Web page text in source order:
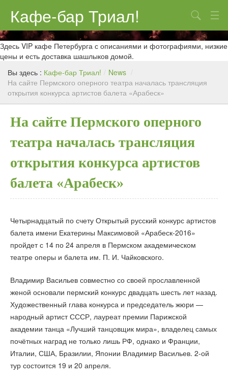
Кафе-бар Триал!
О нас
Меню
Контакты
Реклама
Поиск
Здесь VIP кафе Петербурга с описаниями и фотографиями, низкие
цены и есть доставка шашлыков домой.
Вы здесь : Кафе-бар Триал! / News /
На сайте Пермского оперного театра началась трансляция
открытия конкурса артистов балета «Арабеск»
На сайте Пермского оперного
театра началась трансляция
открытия конкурса артистов
балета «Арабеск»
Четырнадцатый по счету Открытый русский конкурс артистов
балета имени Екатерины Максимовой «Арабеск-2016»
пройдет с 14 по 24 апреля в Пермском академическом
театре оперы и балета им. П. И. Чайковского.
Владимир Васильев совместно со своей прославленной
женой основали пермский конкурс двадцать шесть лет назад.
Художественный глава конкурса и председатель жюри —
народный артист СССР, лауреат премии Парижской
академии танца «Лучший танцовщик мира», владелец самых
почётных наград не только лишь РФ, однако и Франции,
Италии, США, Бразилии, Японии Владимир Васильев. 2-ой
тур состоится 19 и 20 апреля.